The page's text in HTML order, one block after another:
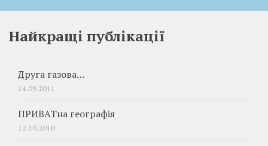
Найкращі публікації
Друга газова…
14.09.2011
ПРИВАТна географія
12.10.2010